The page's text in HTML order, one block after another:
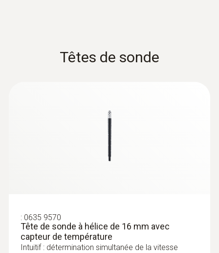
Sonde de contact étanche (CTN) avec
Têtes de sonde
: 0635 9570
Tête de sonde à hélice de 16 mm avec
capteur de température
Intuitif : détermination simultanée de la vitesse